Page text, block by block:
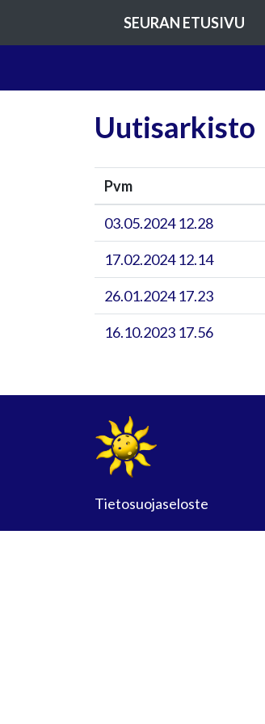
SEURAN ETUSIVU
Uutisarkisto
Pvm
03.05.2024 12.28
17.02.2024 12.14
26.01.2024 17.23
16.10.2023 17.56
Tietosuojaseloste